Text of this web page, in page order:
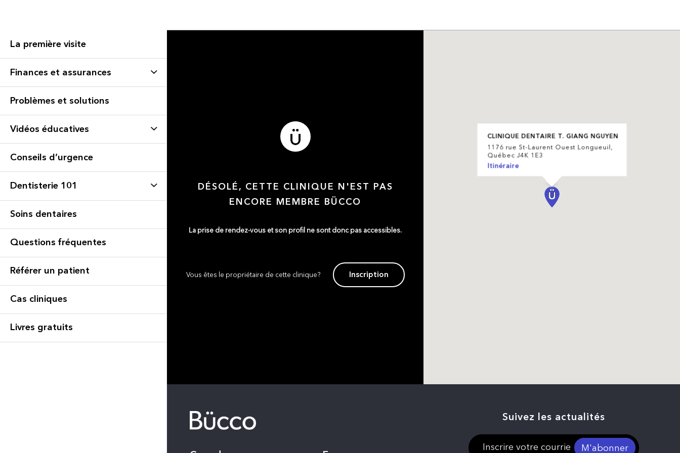
La première visite
Finances et assurances
Problèmes et solutions
Vidéos éducatives
Conseils d’urgence
Dentisterie 101
Soins dentaires
Questions fréquentes
Référer un patient
Cas cliniques
Livres gratuits
DÉSOLÉ, CETTE CLINIQUE N'EST PAS
ENCORE MEMBRE BÜCCO
La prise de rendez-vous et son profil ne sont donc pas accessibles.
Vous êtes le propriétaire de cette clinique? Inscription
CLINIQUE DENTAIRE T. GIANG NGUYEN
1176 rue St-Laurent Ouest Longueuil,
Québec J4K 1E3
Itinéraire
Suivez les actualités
M'abonner